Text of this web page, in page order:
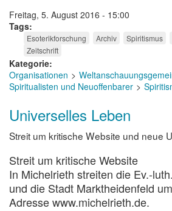
Freitag, 5. August 2016 - 15:00
Tags
Esoterikforschung Archiv Spiritismus
Zeitschrift
Kategorie
Organisationen
Spiritualisten und Neuoffenbarer
Universelles Leben
Streit um kritische Website und neue
Streit um kritische Website
In Michelrieth streiten die Ev.-
und die Stadt Marktheidenfeld
Adresse www.michelrieth.de.